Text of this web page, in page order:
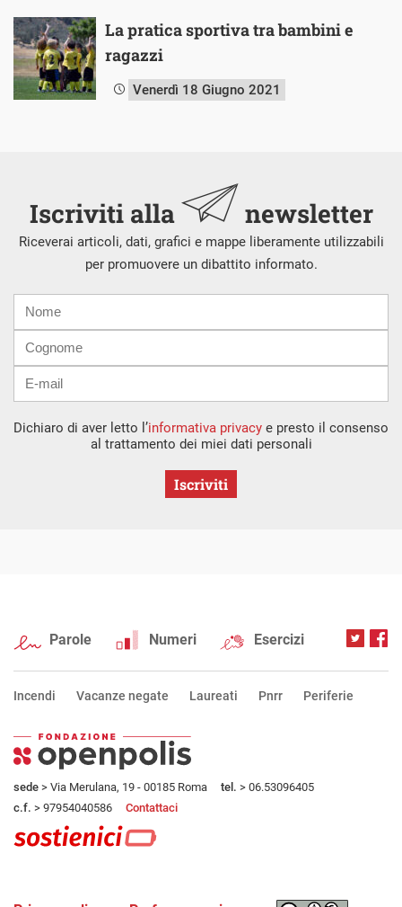
La pratica sportiva tra bambini e
ragazzi
Venerdì 18 Giugno 2021
Iscriviti alla newsletter
Riceverai articoli, dati, grafici e mappe liberamente utilizzabili
per promuovere un dibattito informato.
mail
Dichiaro di aver letto l’informativa privacy e presto il consenso
al trattamento dei miei dati personali
Iscriviti
Parole Numeri Esercizi
Incendi Vacanze negate Laureati Pnrr Periferie
sede > Via Merulana, 19 - 00185 Roma tel. > 06.53096405
c.f. > 97954040586 Contattaci